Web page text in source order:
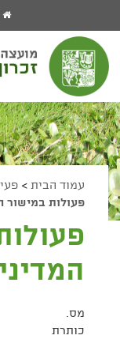
מעבר לתפריט ראשי
הגדל גודל פונט
הקטן גודל פונט
מצב ניגודיות גבוהה
מצב ניגודיות נמוכה
הצג קישורים
הצהרת נגישות
עמוד הבית >
פעולות במישור
מס.
כותרת